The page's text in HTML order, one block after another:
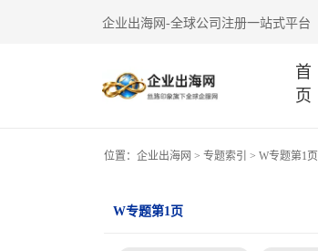
企业出海网-全球公司注册一站式平台
首
页
位置： 企业出海网 > 专题索引 > W专题第1页
W专题第1页